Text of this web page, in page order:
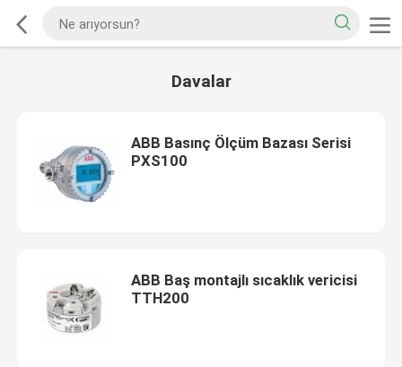
Davalar
ABB Basınç Ölçüm Bazası Serisi
PXS100
ABB Baş montajlı sıcaklık vericisi
TTH200